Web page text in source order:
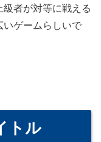
者が対等に戦える
ゲームらしいで
トル